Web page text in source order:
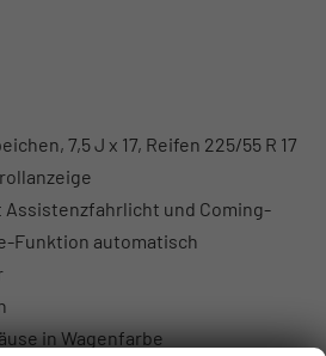
7,5 J x 17, Reifen 225/55 R 17
und Coming-
Funktion automatisch
in Wagenfarbe